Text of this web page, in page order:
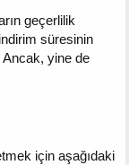
geçerlilik
süresinin
yine de
için aşağıdaki